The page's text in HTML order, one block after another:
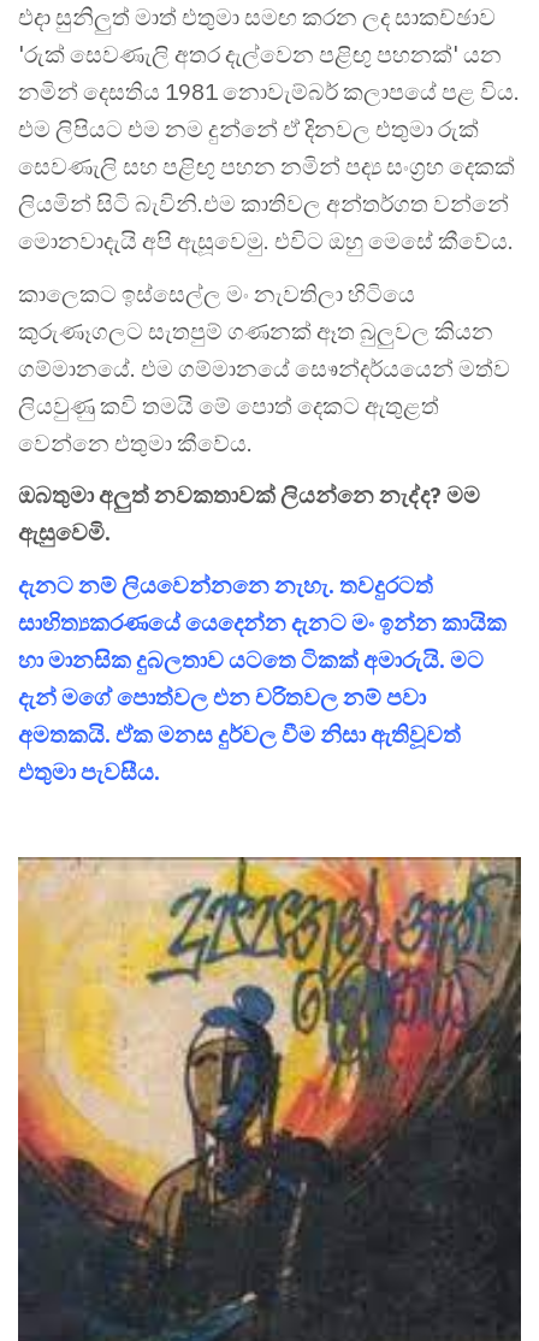
එදා සුනිලුත් මාත් එතුමා සමඟ කරන ලද සාකච්ඡාව
'රුක් සෙවණැලි අතර දැල්වෙන පළිඟු පහනක්' යන
නමින් දෙසතිය 1981 නොවැම්බර් කලාපයේ පළ විය.
එම ලිපියට එම නම දුන්නේ ඒ දිනවල එතුමා රුක්
සෙවණැලි සහ පළිඟු පහන නමින් පද්‍ය සංග්‍රහ දෙකක්
ලියමින් සිටි බැවිනි.එම කාතිවල අන්තර්ගත වන්නේ
මොනවාදැයි අපි ඇසූවෙමු. එවිට ඔහු මෙසේ කීවේය.
කාලෙකට ඉස්සෙල්ල මං නැවතිලා හිටියෙ
කුරුණෑගලට සැතපුම් ගණනක් ඈත බුලුවල කියන
ගම්මානයේ. එම ගම්මානයේ සෙෳන්දර්යයෙන් මත්ව
ලියවුණු කවි තමයි මේ පොත් දෙකට ඇතුළත්
වෙන්නෙ එතුමා කීවේය.
ඔබතුමා අලුත් නවකතාවක් ලියන්නෙ නැද්ද? මම
ඇසුවෙමි.
දැනට නම් ලියවෙන්නනෙ නැහැ. තවදුරටත්
සාහිත්‍යකරණයේ යෙදෙන්න දැනට මං ඉන්න කායික
හා මානසික දුබලතාව යටතෙ ටිකක් අමාරුයි. මට
දැන් මගේ පොත්වල එන චරිතවල නම් පවා
අමතකයි. ඒක මනස දුර්වල වීම නිසා ඇතිවූවත්
එතුමා පැවසීය.